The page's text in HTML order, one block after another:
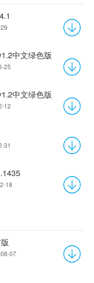
中文绿色版
25
中文绿色版
12
31
18
07